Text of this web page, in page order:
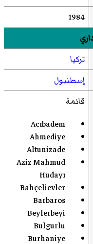
1984
تركيا
إسطنبول
قائمة
Acıbadem
Ahmediye
Altunizade
Aziz Mahmud
Hudayı
Bahçelievler
Barbaros
Beylerbeyi
Bulgurlu
Burhaniye